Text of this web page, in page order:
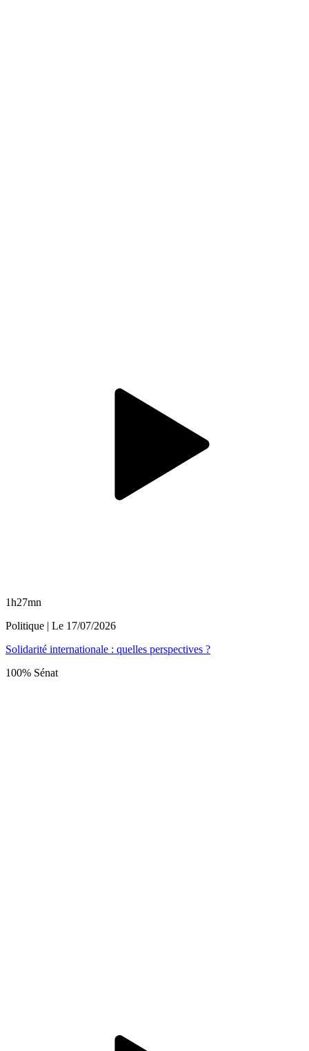
1h27mn
Politique | Le 17/07/2026
Solidarité internationale : quelles perspectives ?
100% Sénat